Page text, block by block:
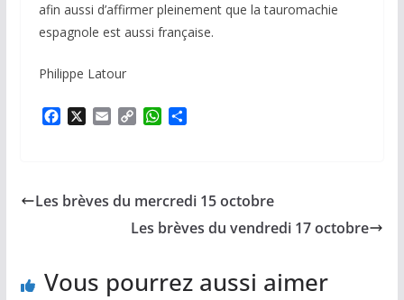
afin aussi d’affirmer pleinement que la tauromachie
espagnole est aussi française.
Philippe Latour
o
i
n
W
A
p
g
e
Les brèves du mercredi 15 octobre
Les brèves du vendredi 17 octobre
Vous pourrez aussi aimer